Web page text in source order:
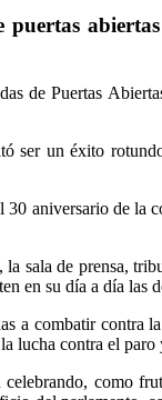
de Puertas
ser un éxito
aniversario de la
sala de prensa,
en su día a día las
a combatir contra
lucha contra el
como